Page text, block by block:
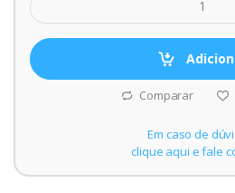
Comparar
Em caso de
clique aqui e fale